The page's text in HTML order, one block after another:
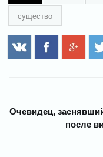
существо
Очевидец,
после